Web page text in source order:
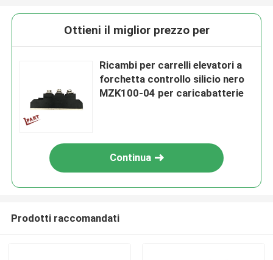
Ottieni il miglior prezzo per
Ricambi per carrelli elevatori a
forchetta controllo silicio nero
MZK100-04 per caricabatterie
Continua
Prodotti raccomandati